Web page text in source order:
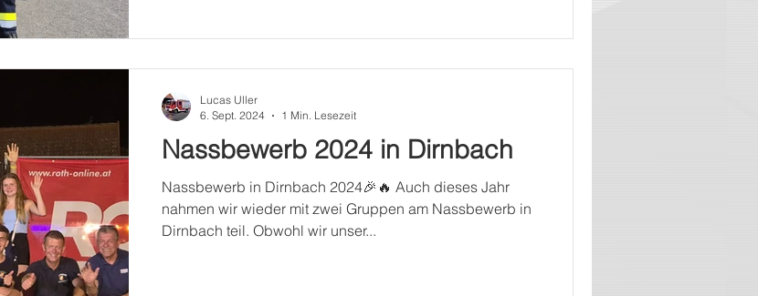
Nassbewerb 2024 in Dirnbach
Nassbewerb in Dirnbach 2024🎉🔥 Auch dieses Jahr
nahmen wir wieder mit zwei Gruppen am Nassbewerb in
Dirnbach teil. Obwohl wir unser...
Lucas Uller
6. Sept. 2024
1 Min. Lesezeit